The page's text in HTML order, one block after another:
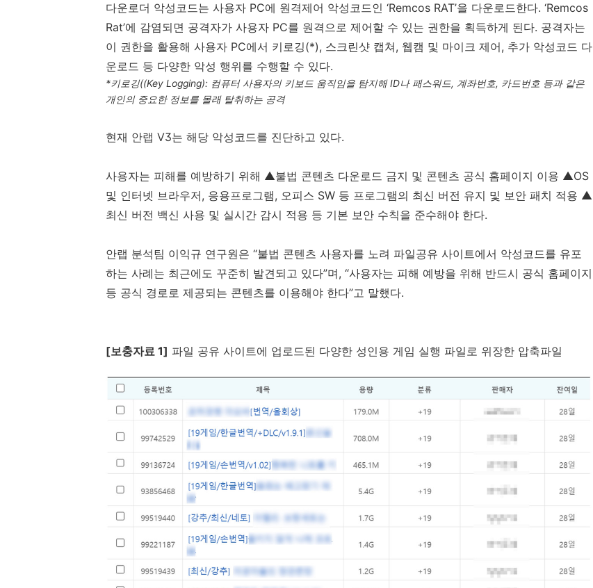
다운로더 악성코드는 사용자 PC에 원격제어 악성코드인 ‘Remcos RAT’을 다운로드한다. ‘Remcos
Rat’에 감염되면 공격자가 사용자 PC를 원격으로 제어할 수 있는 권한을 획득하게 된다. 공격자는
이 권한을 활용해 사용자 PC에서 키로깅(*), 스크린샷 캡쳐, 웹캠 및 마이크 제어, 추가 악성코드 다
운로드 등 다양한 악성 행위를 수행할 수 있다.
*키로깅((Key Logging): 컴퓨터 사용자의 키보드 움직임을 탐지해ID나 패스워드, 계좌번호, 카드번호 등과 같은
개인의 중요한 정보를 몰래 탈취하는 공격
현재 안랩 V3는 해당 악성코드를 진단하고 있다.
사용자는 피해를 예방하기 위해 ▲불법 콘텐츠 다운로드 금지 및 콘텐츠 공식 홈페이지 이용 ▲OS
및 인터넷 브라우저, 응용프로그램, 오피스 SW 등 프로그램의 최신 버전 유지 및 보안 패치 적용 ▲
최신 버전 백신 사용 및 실시간 감시 적용 등 기본 보안 수칙을 준수해야 한다.
안랩 분석팀 이익규 연구원은 “불법 콘텐츠 사용자를 노려 파일공유 사이트에서 악성코드를 유포
하는 사례는 최근에도 꾸준히 발견되고 있다”며, “사용자는 피해 예방을 위해 반드시 공식 홈페이지
등 공식 경로로 제공되는 콘텐츠를 이용해야 한다”고 말했다.
[보충자료 1] 파일 공유 사이트에 업로드된 다양한 성인용 게임 실행 파일로 위장한 압축파일